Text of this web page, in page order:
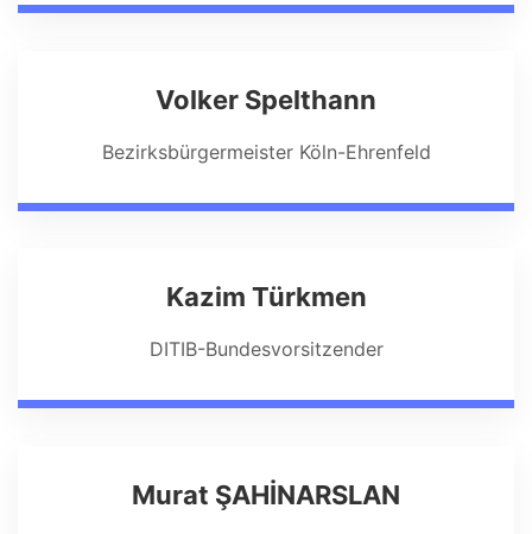
Volker Spelthann
Bezirksbürgermeister Köln-Ehrenfeld
Kazim Türkmen
DITIB-Bundesvorsitzender
Murat ŞAHİNARSLAN